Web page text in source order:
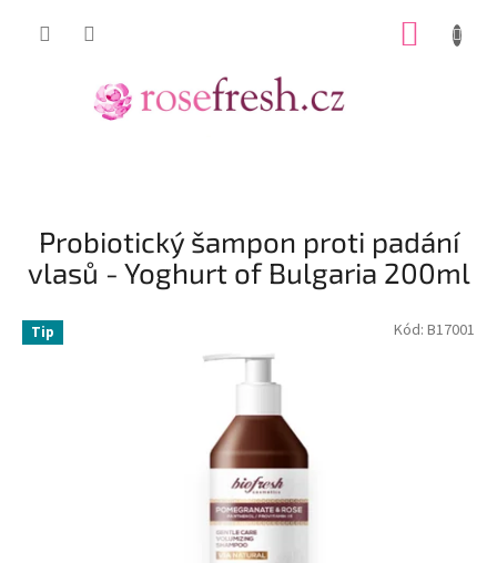
Probiotický šampon proti padání
vlasů - Yoghurt of Bulgaria 200ml
Tip Kód: B17001